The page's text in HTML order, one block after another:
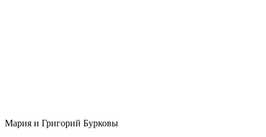
Мария и Григорий Бурковы